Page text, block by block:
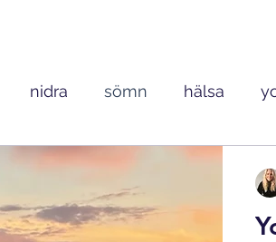
nidra sömn hälsa
sensing yin yoga